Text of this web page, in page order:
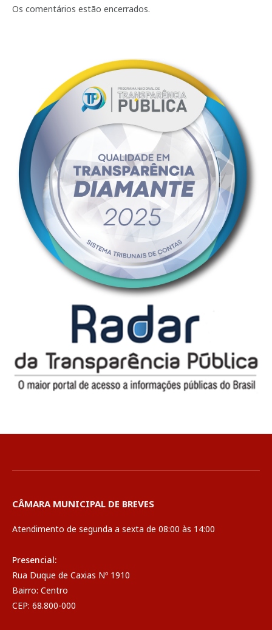
Os comentários estão encerrados.
CÂMARA MUNICIPAL DE BREVES
Atendimento de segunda a sexta de 08:00 às 14:00
Presencial:
Rua Duque de Caxias Nº 1910
Bairro: Centro
CEP: 68.800-000